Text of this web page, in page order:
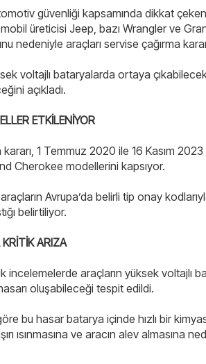
güvenliği kapsamında dikkat çeken
üreticisi Jeep, bazı Wrangler ve
nedeniyle araçları servise çağırma
voltajlı bataryalarda ortaya
açıkladı.
ETKİLENİYOR
kararı, 1 Temmuz 2020 ile 16 Kasım
Cherokee modellerini kapsıyor.
Avrupa’da belirli tip onay
belirtiliyor.
ARIZA
incelemelerde araçların yüksek voltajlı
oluşabileceği tespit edildi.
bu hasar batarya içinde hızlı bir
ısınmasına ve aracın alev almasına